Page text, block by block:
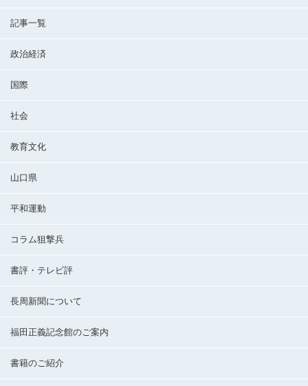
記事一覧
政治経済
国際
社会
教育文化
山口県
平和運動
コラム狙撃兵
書評・テレビ評
長周新聞について
福田正義記念館のご案内
書籍のご紹介